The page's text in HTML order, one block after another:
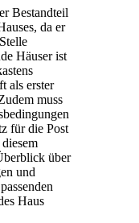
Bestandteil
da er
Häuser ist
als erster
muss
für die Post
über
und
Haus